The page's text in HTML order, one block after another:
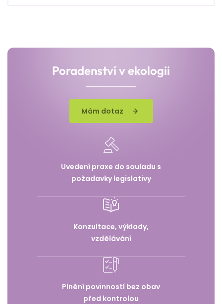
vznikajícími ve stavebnictví.
Poradenství v ekologii
Mám dotaz
Uvedení praxe do souladu s
požadavky legislativy
Konzultace, výklady,
vzdělávání
Plnění povinností bez obav
před kontrolou